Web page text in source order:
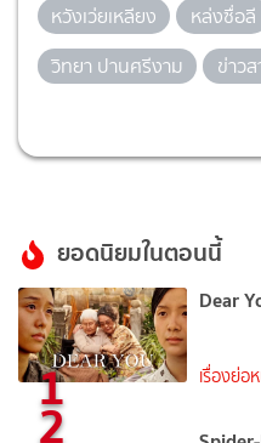
หวังเว่ยเหลียง
หล่งซื่อลี
วิทยา ปานศรีงาม
ข่าว
ยอดนิยมในตอนนี้
1
Dear
เรื่องย่อ
2